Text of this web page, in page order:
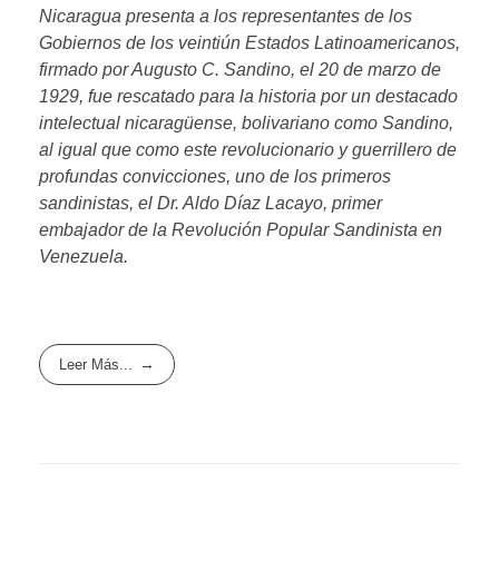
Nicaragua presenta a los representantes de los
Gobiernos de los veintiún Estados Latinoamericanos,
firmado por Augusto C. Sandino, el 20 de marzo de
1929, fue rescatado para la historia por un destacado
intelectual nicaragüense, bolivariano como Sandino,
al igual que como este revolucionario y guerrillero de
profundas convicciones, uno de los primeros
sandinistas, el Dr. Aldo Díaz Lacayo, primer
embajador de la Revolución Popular Sandinista en
Venezuela.
Leer Más...